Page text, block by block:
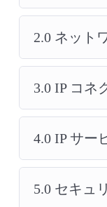
2.0 ネット
3.0 IP コネ
4.0 IP サー
5.0 セキュ